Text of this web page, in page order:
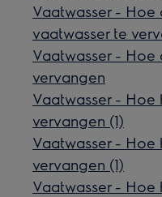
Vaatwasser -
vaatwasser te
Vaatwasser -
vervangen
Vaatwasser -
vervangen (1)
Vaatwasser -
vervangen (1)
Vaatwasser -